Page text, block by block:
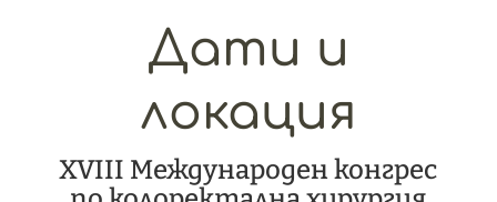
Дати и
локация
XVIII Международен конгрес